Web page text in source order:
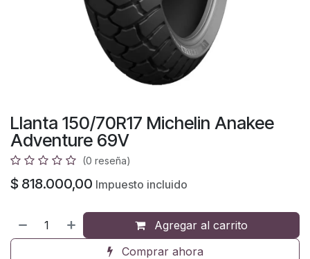
Llanta 150/70R17 Michelin Anakee
Adventure 69V
(0 reseña)
$ 818.000,00 Impuesto incluido
Agregar al carrito
Comprar ahora